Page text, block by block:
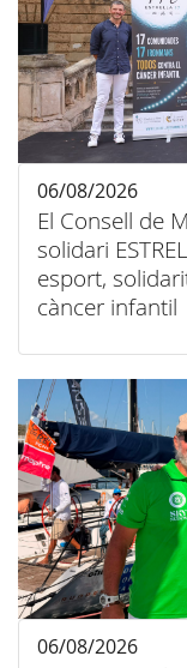
El Consell de
solidari
esport,
càncer infantil
06/08/2026
06/08/2026